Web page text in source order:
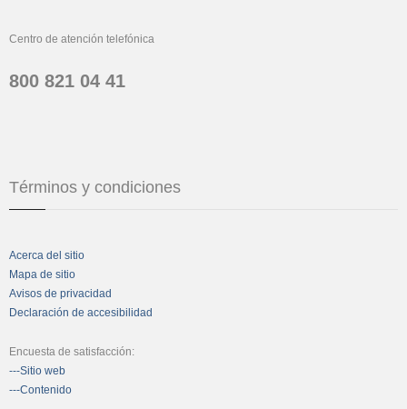
Centro de atención telefónica
800 821 04 41
Términos y condiciones
Acerca del sitio
Mapa de sitio
Avisos de privacidad
Declaración de accesibilidad
Encuesta de satisfacción:
---Sitio web
---Contenido